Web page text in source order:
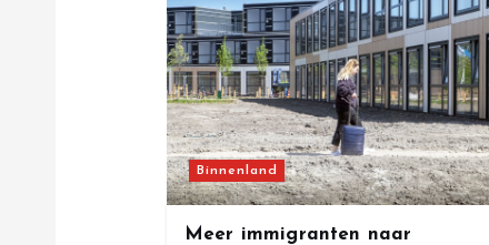
Binnenland
Meer immigranten naar